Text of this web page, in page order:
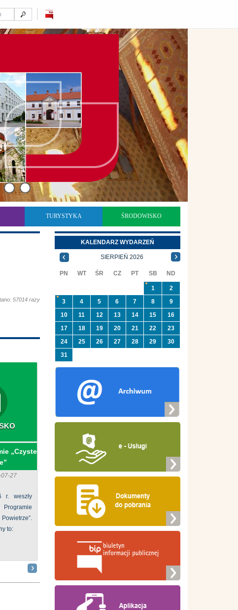
TURYSTYKA ŚRODOWISKO
57014 razy
„Czyste
27
r. weszły
to:
KALENDARZ WYDARZEŃ
SIERPIEŃ 2026
PN WT ŚR CZ PT SB ND
1
2
3
4 5 6 7 8
9
10
11 12 13 14 15
16
17
18 19 20 21 22
23
24
25 26 27 28 29
30
31